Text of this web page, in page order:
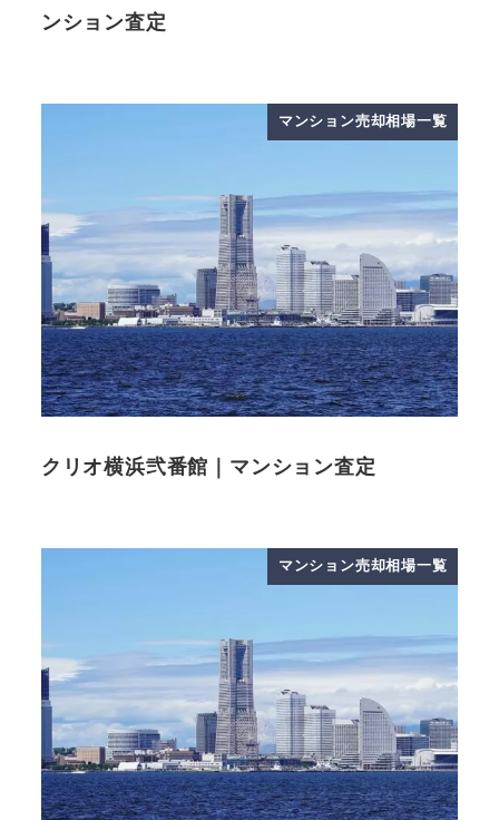
ンション査定
マンション売却相場一覧
クリオ横浜弐番館｜マンション査定
マンション売却相場一覧